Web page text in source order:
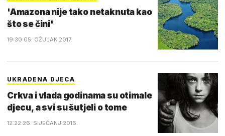
'Amazona nije tako netaknuta kao
što se čini'
19:30 05. OŽUJAK 2017.
UKRADENA DJECA
Crkva i vlada godinama su otimale
djecu, a svi su šutjeli o tome
12:22 26. SIJEČANJ 2016.